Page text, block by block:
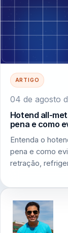
ARTIGO
04 de agosto
Hotend all-
pena e como
Entenda o
pena e como
retração,